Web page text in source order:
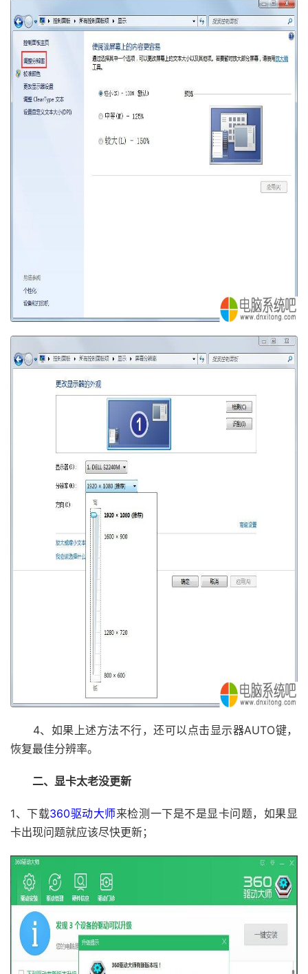
4、如果上述方法不行，还可以点击显示器AUTO键，
恢复最佳分辨率。
二、显卡太老没更新
1、下载360驱动大师来检测一下是不是显卡问题，如果显
卡出现问题就应该尽快更新；